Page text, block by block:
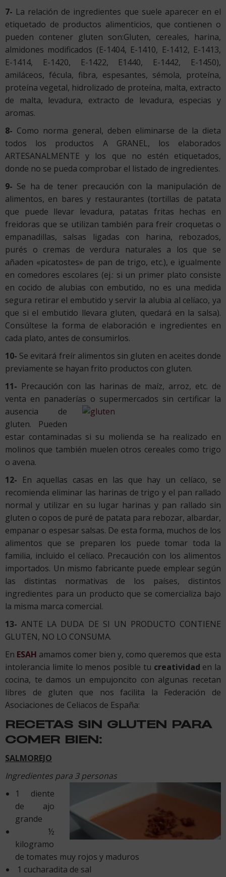
7- La relación de ingredientes que suele aparecer en el
etiquetado de productos alimenticios, que contienen o
pueden contener gluten son:Gluten, cereales, harina,
almidones modificados (E-1404, E-1410, E-1412, E-1413,
E-1414, E-1420, E-1422, E1440, E-1442, E-1450),
amiláceos, fécula, fibra, espesantes, sémola, proteína,
proteína vegetal, hidrolizado de proteína, malta, extracto
de malta, levadura, extracto de levadura, especias y
aromas.
8- Como norma general, deben eliminarse de la dieta
todos los productos A GRANEL, los elaborados
ARTESANALMENTE y los que no estén etiquetados,
donde no se pueda comprobar el listado de ingredientes.
9- Se ha de tener precaución con la manipulación de
alimentos, en bares y restaurantes (tortillas de patata
que puede llevar levadura, patatas fritas hechas en
freidoras que se utilizan también para freír croquetas o
empanadillas, salsas ligadas con harina, rebozados,
purés o cremas de verdura naturales a los que se
añaden «picatostes» de pan de trigo, etc.), e igualmente
en comedores escolares (ej.: si un primer plato consiste
en cocido de alubias con embutido, no es una medida
segura retirar el embutido y servir la alubia al celíaco, ya
que si el embutido llevara gluten, quedará en la salsa).
Consúltese la forma de elaboración e ingredientes en
cada plato, antes de consumirlos.
10- Se evitará freír alimentos sin gluten en aceites donde
previamente se hayan frito productos con gluten.
11- Precaución con las harinas de maíz, arroz, etc. de
venta en panaderías o supermercados sin certificar la
ausencia de
gluten. Pueden
estar contaminadas si su molienda se ha realizado en
molinos que también muelen otros cereales como trigo
o avena.
12- En aquellas casas en las que hay un celíaco, se
recomienda eliminar las harinas de trigo y el pan rallado
normal y utilizar en su lugar harinas y pan rallado sin
gluten o copos de puré de patata para rebozar, albardar,
empanar o espesar salsas. De esta forma, muchos de los
alimentos que se preparen los puede tomar toda la
familia, incluido el celíaco. Precaución con los alimentos
importados. Un mismo fabricante puede emplear según
las distintas normativas de los países, distintos
ingredientes para un producto que se comercializa bajo
la misma marca comercial.
13- ANTE LA DUDA DE SI UN PRODUCTO CONTIENE
GLUTEN, NO LO CONSUMA.
En ESAH amamos comer bien y, como queremos que esta
intolerancia limite lo menos posible tu creatividad en la
cocina, te damos un empujoncito con algunas recetan
libres de gluten que nos facilita la Federación de
Asociaciones de Celiacos de España:
RECETAS SIN GLUTEN PARA
COMER BIEN:
SALMOREJO
Ingredientes para 3 personas
1 diente
de ajo
grande
½
kilogramo
de tomates muy rojos y maduros
1 cucharadita de sal